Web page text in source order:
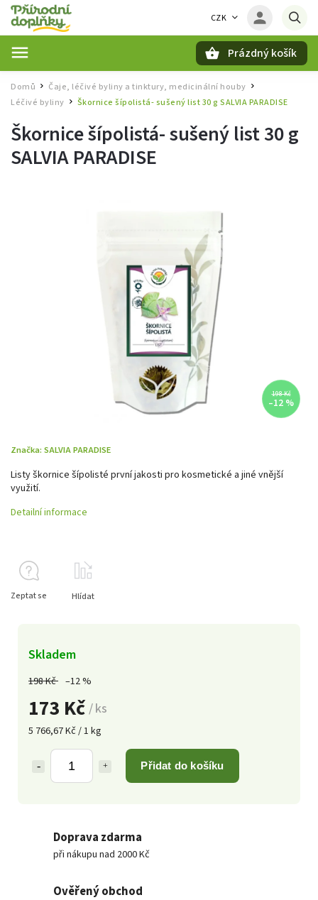
CZK
Prázdný košík
Domů / Čaje, léčivé byliny a tinktury, medicinální houby
Léčivé byliny
Škornice šípolistá- sušený list 30 g SALVIA PARADISE
Škornice šípolistá- sušený list 30 g
SALVIA PARADISE
198 Kč
–12 %
Značka: SALVIA PARADISE
198 Kč –12 %
173 Kč / ks
5 766,67 Kč / 1 kg
Přidat do košíku
Skladem
Listy škornice šípolisté první jakosti pro kosmetické a jiné vnější
využití.
Detailní informace
Zeptat se Hlídat
Doprava zdarma
při nákupu nad 2000 Kč
Ověřený obchod